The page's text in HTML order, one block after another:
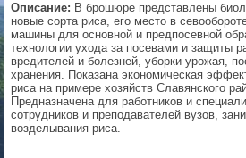
Описание: В брошюре представлены
новые сорта риса, его место в
машины для основной и предпосевной
технологии ухода за посевами и защиты
вредителей и болезней, уборки урожая,
хранения. Показана экономическая
риса на примере хозяйств Славянского
Предназначена для работников и
сотрудников и преподавателей вузов,
возделывания риса.
▼